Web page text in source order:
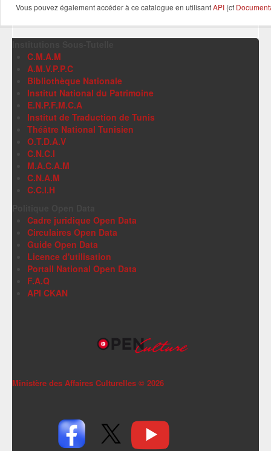
Vous pouvez également accéder à ce catalogue en utilisantAPI (cf
C.M.A.M
A.M.V.P.P.C
Bibliothèque Nationale
Institut National du Patrimoine
E.N.P.F.M.C.A
Institut de Traduction de Tunis
Théâtre National Tunisien
O.T.D.A.V
C.N.C.I
M.A.C.A.M
C.N.A.M
C.C.I.H
Cadre juridique Open Data
Circulaires Open Data
Guide Open Data
Licence d'utilisation
Portail National Open Data
F.A.Q
API CKAN
Ministère des Affaires Culturelles © 2026